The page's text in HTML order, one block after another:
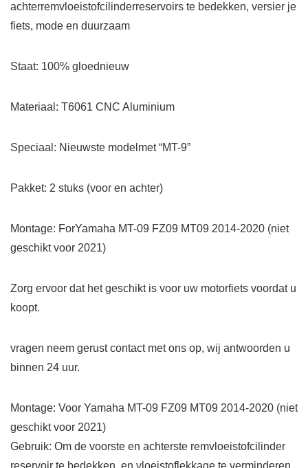
achterremvloeistofcilinderreservoirs te bedekken, versier je
fiets, mode en duurzaam
Staat: 100% gloednieuw
Materiaal: T6061 CNC Aluminium
Speciaal: Nieuwste modelmet “MT-9”
Pakket: 2 stuks (voor en achter)
Montage: ForYamaha MT-09 FZ09 MT09 2014-2020 (niet
geschikt voor 2021)
Zorg ervoor dat het geschikt is voor uw motorfiets voordat u
koopt.
vragen neem gerust contact met ons op, wij antwoorden u
binnen 24 uur.
Montage: Voor Yamaha MT-09 FZ09 MT09 2014-2020 (niet
geschikt voor 2021)
Gebruik: Om de voorste en achterste remvloeistofcilinder